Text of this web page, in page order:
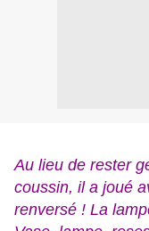
Au lieu de rester
coussin, il a joué
renversé ! La